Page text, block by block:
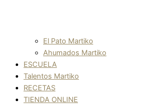
El Pato Martiko
Ahumados Martiko
ESCUELA
Talentos Martiko
RECETAS
TIENDA ONLINE